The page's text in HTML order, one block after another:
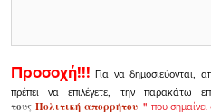
Προσοχή!!! Για να δημοσιεύονται,
πρέπει να επιλέγετε, την παρακάτω
τουςΠολιτική απορρήτου" που